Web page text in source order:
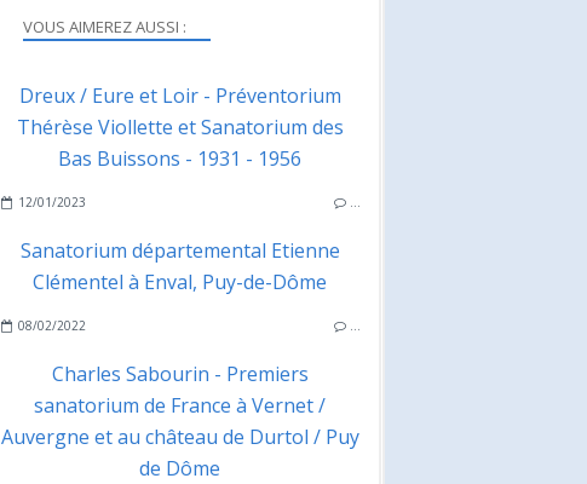
VOUS AIMEREZ AUSSI :
Dreux / Eure et Loir - Préventorium
Thérèse Viollette et Sanatorium des
Bas Buissons - 1931 - 1956
12/01/2023 …
Sanatorium départemental Etienne
Clémentel à Enval, Puy-de-Dôme
08/02/2022 …
Charles Sabourin - Premiers
sanatorium de France à Vernet /
Auvergne et au château de Durtol / Puy
de Dôme